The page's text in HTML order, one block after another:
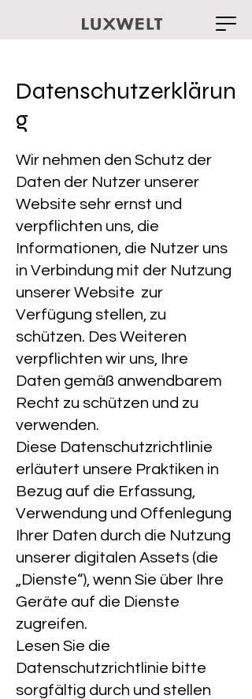
Datenschutzerklärun
g
Wir nehmen den Schutz der
Daten der Nutzer unserer
Website sehr ernst und
verpflichten uns, die
Informationen, die Nutzer uns
in Verbindung mit der Nutzung
unserer Website zur
Verfügung stellen, zu
schützen. Des Weiteren
verpflichten wir uns, Ihre
Daten gemäß anwendbarem
Recht zu schützen und zu
verwenden.
Diese Datenschutzrichtlinie
erläutert unsere Praktiken in
Bezug auf die Erfassung,
Verwendung und Offenlegung
Ihrer Daten durch die Nutzung
unserer digitalen Assets (die
„Dienste“), wenn Sie über Ihre
Geräte auf die Dienste
zugreifen.
Lesen Sie die
Datenschutzrichtlinie bitte
sorgfältig durch und stellen